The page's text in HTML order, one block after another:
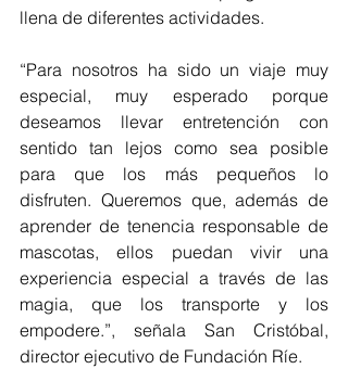
llena de diferentes actividades.
“Para nosotros ha sido un viaje muy
especial, muy esperado porque
deseamos llevar entretención con
sentido tan lejos como sea posible
para que los más pequeños lo
disfruten. Queremos que, además de
aprender de tenencia responsable de
mascotas, ellos puedan vivir una
experiencia especial a través de las
magia, que los transporte y los
empodere.”, señala San Cristóbal,
director ejecutivo de Fundación Ríe.